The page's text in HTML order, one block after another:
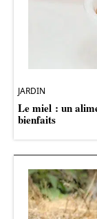
JARDIN
Le miel : un
bienfaits